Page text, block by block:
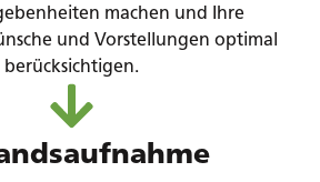
machen und Ihre
und Vorstellungen optimal
berücksichtigen.